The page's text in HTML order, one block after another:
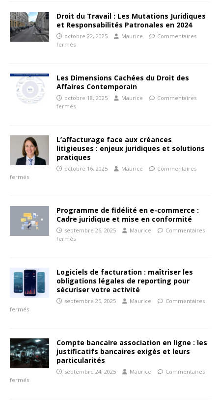
Droit du Travail : Les Mutations Juridiques
et Responsabilités Patronales en 2024
octobre 22, 2025 Maurice
Commentaires
fermés
Les Dimensions Cachées du Droit des
Affaires Contemporain
octobre 18, 2025 Maurice
Commentaires
fermés
L’affacturage face aux créances
litigieuses : enjeux juridiques et solutions
pratiques
octobre 16, 2025 Maurice
Commentaires
fermés
Programme de fidélité en e-commerce :
Cadre juridique et mise en conformité
septembre 26, 2025 Maurice
Commentaires
fermés
Logiciels de facturation : maîtriser les
obligations légales de reporting pour
sécuriser votre activité
septembre 25, 2025 Maurice
Commentaires
fermés
Compte bancaire association en ligne : les
justificatifs bancaires exigés et leurs
particularités
septembre 24, 2025 Maurice
Commentaires
fermés